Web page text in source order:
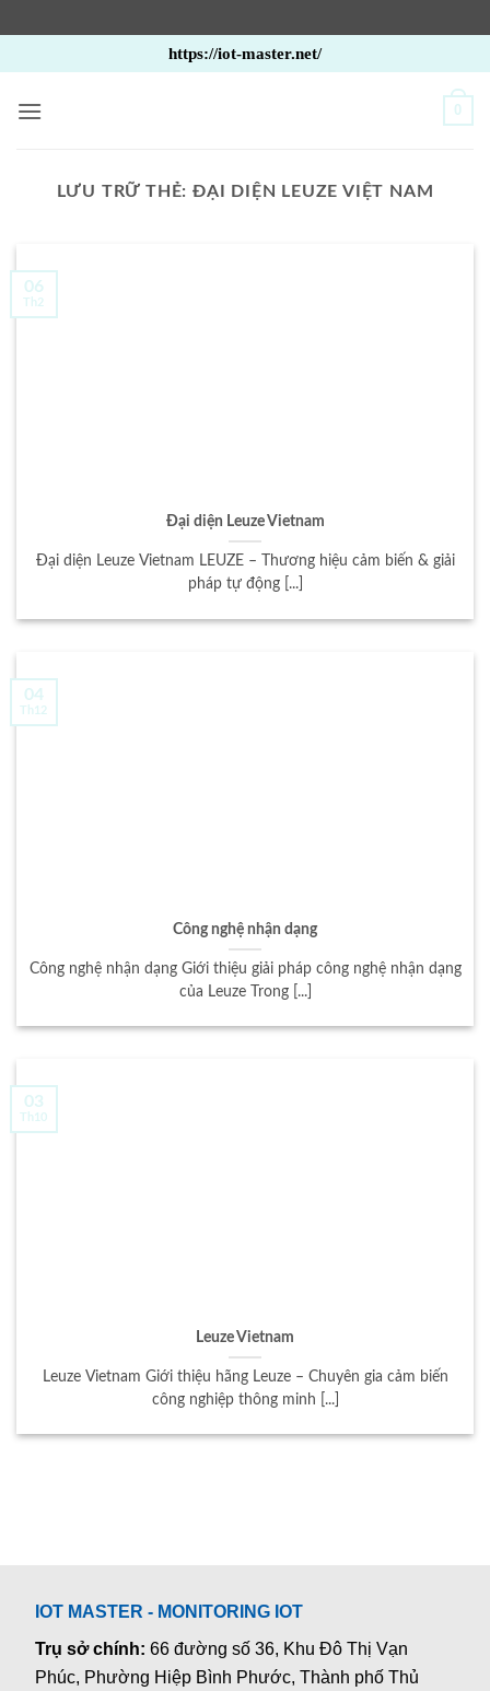
qua
nội
https://iot-master.net/
0
LƯU TRỮ THẺ: ĐẠI DIỆN LEUZE VIỆT NAM
Đại diện Leuze Vietnam
Đại diện Leuze Vietnam LEUZE – Thương hiệu cảm biến & giải
pháp tự động [...]
06
Th2
Công nghệ nhận dạng
Công nghệ nhận dạng Giới thiệu giải pháp công nghệ nhận dạng
của Leuze Trong [...]
04
Th12
Leuze Vietnam
Leuze Vietnam Giới thiệu hãng Leuze – Chuyên gia cảm biến
công nghiệp thông minh [...]
03
Th10
IOT MASTER - MONITORING IOT
Trụ sở chính:66 đường số 36, Khu Đô Thị Vạn
Phúc, Phường Hiệp Bình Phước, Thành phố Thủ